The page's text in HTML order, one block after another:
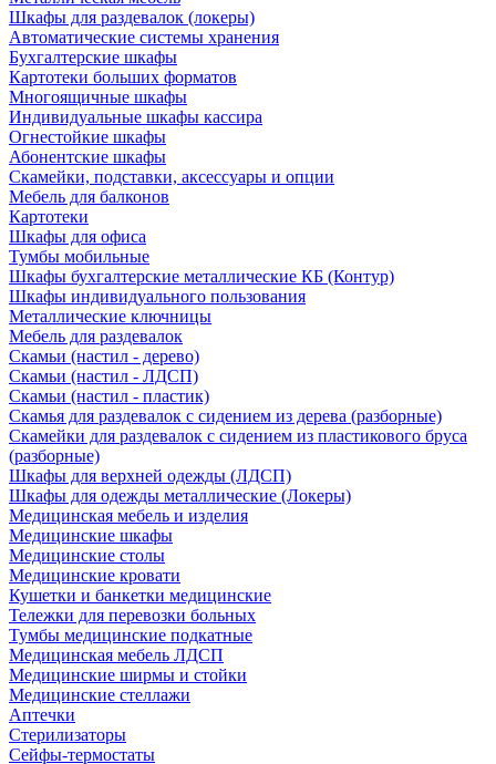
Шкафы для раздевалок (локеры)
Автоматические системы хранения
Бухгалтерские шкафы
Картотеки больших форматов
Многоящичные шкафы
Индивидуальные шкафы кассира
Огнестойкие шкафы
Абонентские шкафы
Скамейки, подставки, аксессуары и опции
Мебель для балконов
Картотеки
Шкафы для офиса
Тумбы мобильные
Шкафы бухгалтерские металлические КБ (Контур)
Шкафы индивидуального пользования
Металлические ключницы
Мебель для раздевалок
Скамьи (настил - дерево)
Скамьи (настил - ЛДСП)
Скамьи (настил - пластик)
Скамья для раздевалок с сидением из дерева (разборные)
Скамейки для раздевалок с сидением из пластикового бруса
(разборные)
Шкафы для верхней одежды (ЛДСП)
Шкафы для одежды металлические (Локеры)
Медицинская мебель и изделия
Медицинские шкафы
Медицинские столы
Медицинские кровати
Кушетки и банкетки медицинские
Тележки для перевозки больных
Тумбы медицинские подкатные
Медицинская мебель ЛДСП
Медицинские ширмы и стойки
Медицинские стеллажи
Аптечки
Стерилизаторы
Сейфы-термостаты